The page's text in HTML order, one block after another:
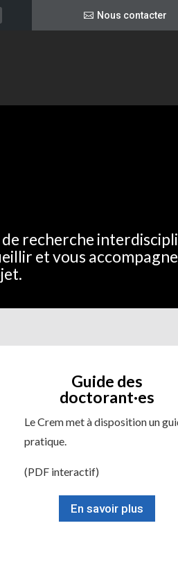
Nous contacter
de recherche
et vous
Guide des
doctorant·es
Le Crem met à disposition un
pratique.
(PDF interactif)
En savoir plus